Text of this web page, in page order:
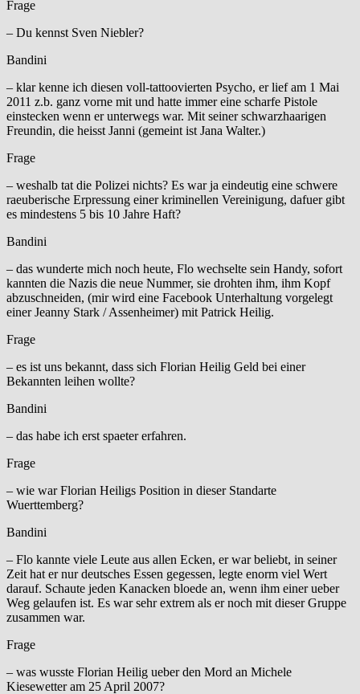
Frage
– Du kennst Sven Niebler?
Bandini
– klar kenne ich diesen voll-tattoovierten Psycho, er lief am 1 Mai
2011 z.b. ganz vorne mit und hatte immer eine scharfe Pistole
einstecken wenn er unterwegs war. Mit seiner schwarzhaarigen
Freundin, die heisst Janni (gemeint ist Jana Walter.)
Frage
– weshalb tat die Polizei nichts? Es war ja eindeutig eine schwere
raeuberische Erpressung einer kriminellen Vereinigung, dafuer gibt
es mindestens 5 bis 10 Jahre Haft?
Bandini
– das wunderte mich noch heute, Flo wechselte sein Handy, sofort
kannten die Nazis die neue Nummer, sie drohten ihm, ihm Kopf
abzuschneiden, (mir wird eine Facebook Unterhaltung vorgelegt
einer Jeanny Stark / Assenheimer) mit Patrick Heilig.
Frage
– es ist uns bekannt, dass sich Florian Heilig Geld bei einer
Bekannten leihen wollte?
Bandini
– das habe ich erst spaeter erfahren.
Frage
– wie war Florian Heiligs Position in dieser Standarte
Wuerttemberg?
Bandini
– Flo kannte viele Leute aus allen Ecken, er war beliebt, in seiner
Zeit hat er nur deutsches Essen gegessen, legte enorm viel Wert
darauf. Schaute jeden Kanacken bloede an, wenn ihm einer ueber
Weg gelaufen ist. Es war sehr extrem als er noch mit dieser Gruppe
zusammen war.
Frage
– was wusste Florian Heilig ueber den Mord an Michele
Kiesewetter am 25 April 2007?